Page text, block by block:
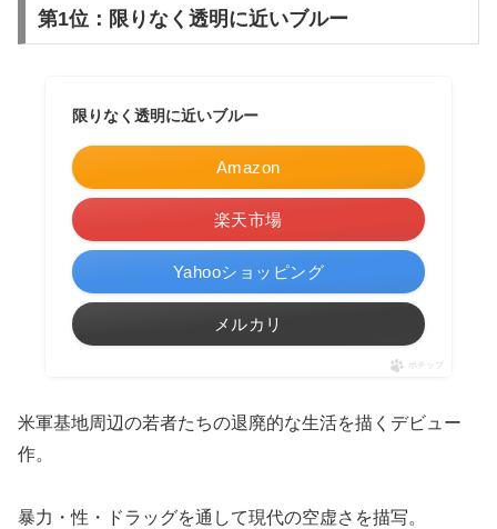
第1位：限りなく透明に近いブルー
限りなく透明に近いブルー
Amazon
楽天市場
Yahooショッピング
メルカリ
ポチップ
米軍基地周辺の若者たちの退廃的な生活を描くデビュー
作。
暴力・性・ドラッグを通して現代の空虚さを描写。